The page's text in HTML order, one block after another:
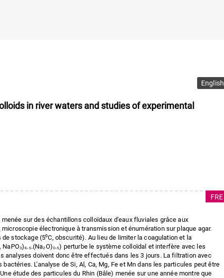
English
in river waters and studies of experimental
sur des échantillons colloïdaux d'eaux fluviales grâce aux
électronique à transmission et énumération sur plaque agar.
stockage (5⁰C, obscurité). Au lieu de limiter la coagulation et la
perturbe le système colloïdal et interfère avec les
doivent donc être effectués dans les 3 jours. La filtration avec
L'analyse de Si, Al, Ca, Mg, Fe et Mn dans les particules peut être
étude des particules du Rhin (Bâle) menée sur une année montre que
FRE